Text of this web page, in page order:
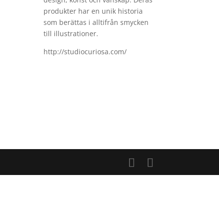
produkter har en unik historia
som berättas i alltifrån smycken
till illustrationer.
http://studiocuriosa.com/